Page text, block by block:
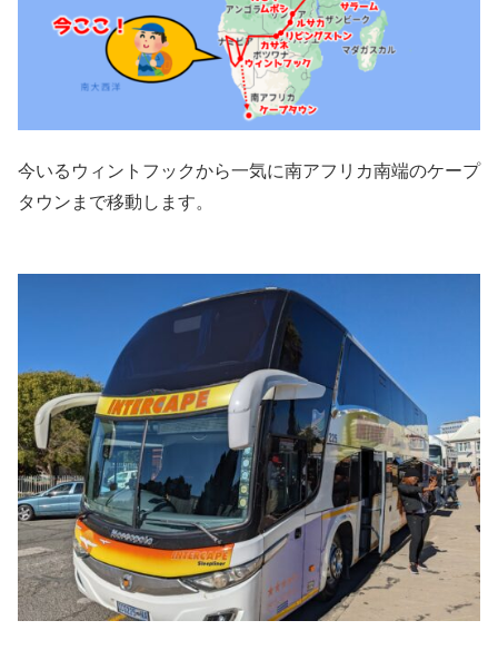
今いるウィントフックから一気に南アフリカ南端のケープ
タウンまで移動します。